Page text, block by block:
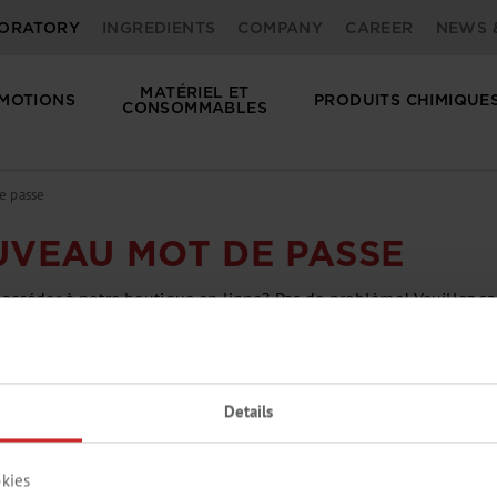
Details
INGREDIENTS COMPANY CAREER NEWS
‎MATÉRIEL ET
CONSOMMABLES
PRODUITS
passe
MOT DE PASSE
à notre boutique en ligne? Pas de problème! Veuillez
un e-mail avec un lien pour réinitialiser votre mot de